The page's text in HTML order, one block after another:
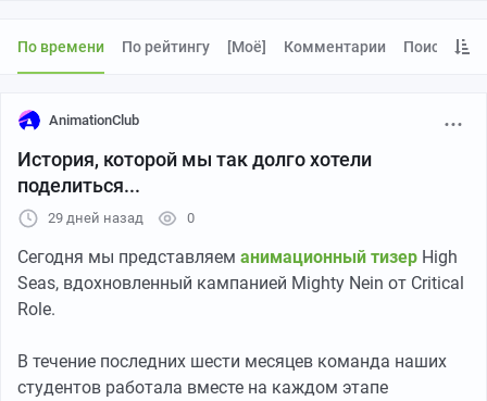
По времени По рейтингу [моё] Комментарии Поиск
AnimationClub
История, которой мы так долго хотели
поделиться...
29 дней назад 0
Сегодня мы представляем анимационный тизер High
Seas, вдохновленный кампанией Mighty Nein от Critical
Role.
В течение последних шести месяцев команда наших
студентов работала вместе на каждом этапе